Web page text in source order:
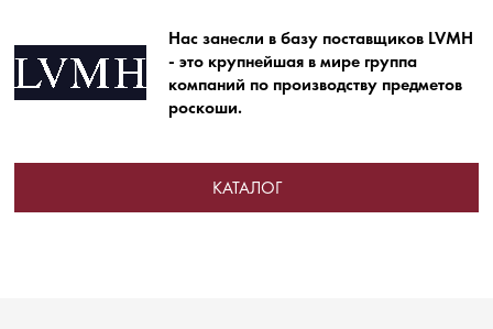
Нас занесли в базу поставщиков LVMH
- это крупнейшая в мире группа
компаний по производству предметов
роскоши.
КАТАЛОГ